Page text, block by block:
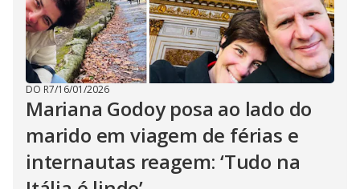
DO R7/16/01/2026
Mariana Godoy posa ao lado do
marido em viagem de férias e
internautas reagem: ‘Tudo na